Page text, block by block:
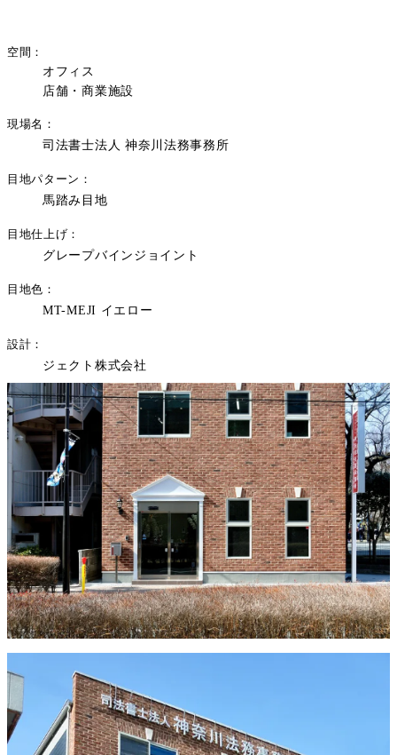
空間
オフィス
店舗・商業施設
現場名
司法書士法人 神奈川法務事務所
目地パターン
馬踏み目地
目地仕上げ
グレープバインジョイント
目地色
MT-MEJI イエロー
設計
ジェクト株式会社